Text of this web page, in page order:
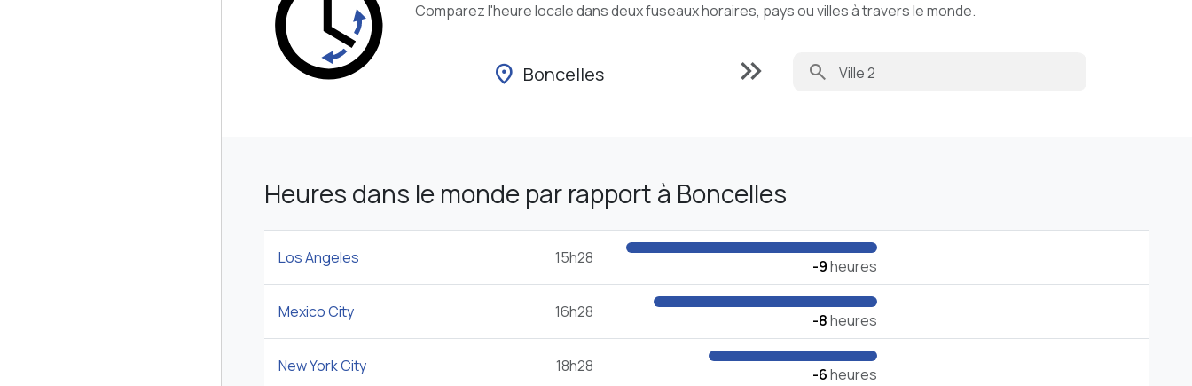
Comparez l'heure locale dans deux fuseaux horaires, pays ou villes à travers le monde.
location_on Boncelles keyboard_double_arrow_right search
Heures dans le monde par rapport à Boncelles
Los Angeles 15h28 -9heures
Mexico City 16h28 -8heures
New York City 18h28 -6heures